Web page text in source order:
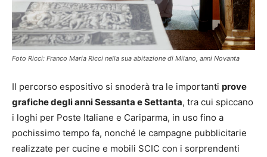
Foto Ricci: Franco Maria Ricci nella sua abitazione di Milano, anni Novanta
Il percorso espositivo si snoderà tra le importanti prove
grafiche degli anni Sessanta e Settanta, tra cui spiccano
i loghi per Poste Italiane e Cariparma, in uso fino a
pochissimo tempo fa, nonché le campagne pubblicitarie
realizzate per cucine e mobili SCIC con i sorprendenti